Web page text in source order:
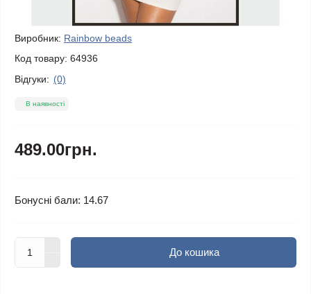
Виробник: Rainbow beads
Код товару: 64936
Відгуки: (0)
В наявності
489.00грн.
Бонусні бали: 14.67
До кошика